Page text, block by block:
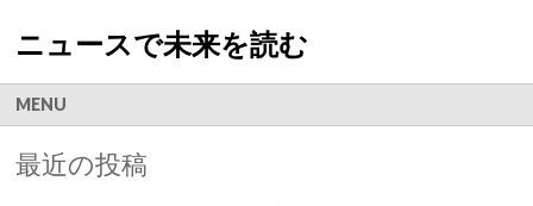
ニュースで未来を読む
MENU
最近の投稿